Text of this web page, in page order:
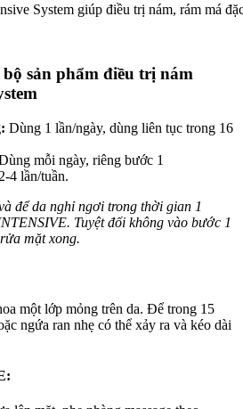
System giúp điều trị nám, rám má
sản phẩm điều trị nám
Dùng 1 lần/ngày, dùng liên tục trong 16
mỗi ngày, riêng bước 1
4 lần/tuần.
để da nghỉ ngơi trong thời gian 1
Tuyệt đối không vào bước 1
mặt xong.
một lớp mỏng trên da. Để trong 15
ngứa ran nhẹ có thể xảy ra và kéo dài
: